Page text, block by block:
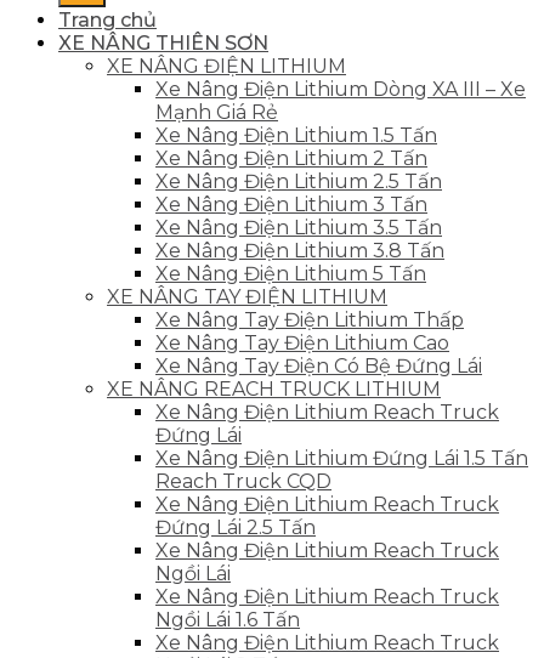
Trang chủ
XE NÂNG THIÊN SƠN
XE NÂNG ĐIỆN LITHIUM
Xe Nâng Điện Lithium Dòng XA III – Xe
Mạnh Giá Rẻ
Xe Nâng Điện Lithium 1.5 Tấn
Xe Nâng Điện Lithium 2 Tấn
Xe Nâng Điện Lithium 2.5 Tấn
Xe Nâng Điện Lithium 3 Tấn
Xe Nâng Điện Lithium 3.5 Tấn
Xe Nâng Điện Lithium 3.8 Tấn
Xe Nâng Điện Lithium 5 Tấn
XE NÂNG TAY ĐIỆN LITHIUM
Xe Nâng Tay Điện Lithium Thấp
Xe Nâng Tay Điện Lithium Cao
Xe Nâng Tay Điện Có Bệ Đứng Lái
XE NÂNG REACH TRUCK LITHIUM
Xe Nâng Điện Lithium Reach Truck
Đứng Lái
Xe Nâng Điện Lithium Đứng Lái 1.5 Tấn
Reach Truck CQD
Xe Nâng Điện Lithium Reach Truck
Đứng Lái 2.5 Tấn
Xe Nâng Điện Lithium Reach Truck
Ngồi Lái
Xe Nâng Điện Lithium Reach Truck
Ngồi Lái 1.6 Tấn
Xe Nâng Điện Lithium Reach Truck